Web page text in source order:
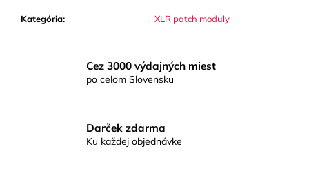
Kategória: XLR patch moduly
Cez 3000 výdajných miest
po celom Slovensku
Darček zdarma
Ku každej objednávke